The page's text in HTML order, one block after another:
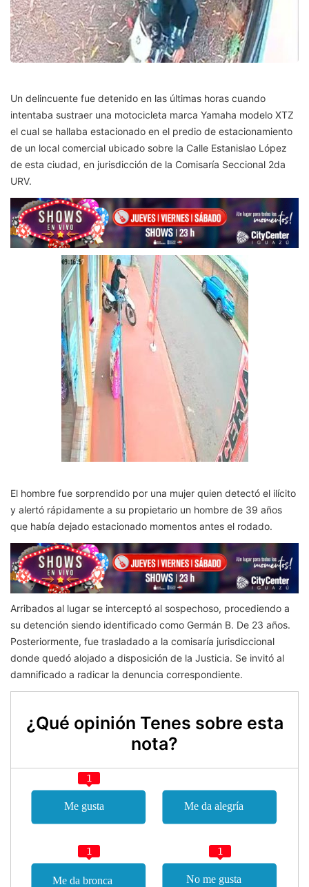
Un delincuente fue detenido en las últimas horas cuando
intentaba sustraer una motocicleta marca Yamaha modelo XTZ
el cual se hallaba estacionado en el predio de estacionamiento
de un local comercial ubicado sobre la Calle Estanislao López
de esta ciudad, en jurisdicción de la Comisaría Seccional 2da
URV.
El hombre fue sorprendido por una mujer quien detectó el ilícito
y alertó rápidamente a su propietario un hombre de 39 años
que había dejado estacionado momentos antes el rodado.
Arribados al lugar se interceptó al sospechoso, procediendo a
su detención siendo identificado como Germán B. De 23 años.
Posteriormente, fue trasladado a la comisaría jurisdiccional
donde quedó alojado a disposición de la Justicia. Se invitó al
damnificado a radicar la denuncia correspondiente.
¿Qué opinión Tenes sobre esta
nota?
1
1 1